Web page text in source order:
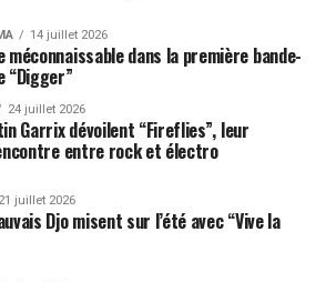
14 juillet 2026
méconnaissable dans la première bande-
“Digger”
24 juillet 2026
Garrix dévoilent “Fireflies”, leur
entre rock et électro
21 juillet 2026
Djo misent sur l’été avec “Vive la